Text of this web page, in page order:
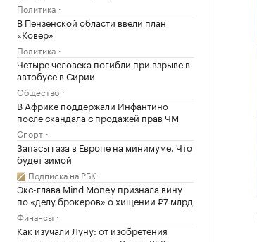
Политика
В Пензенской области ввели план
«Ковер»
Политика
Четыре человека погибли при взрыве в
автобусе в Сирии
Общество
В Африке поддержали Инфантино
после скандала с продажей прав ЧМ
Спорт
Запасы газа в Европе на минимуме. Что
будет зимой
Подписка на РБК
Экс-глава Mind Money признала вину
по «делу брокеров» о хищении ₽7 млрд
Финансы
Как изучали Луну: от изобретения